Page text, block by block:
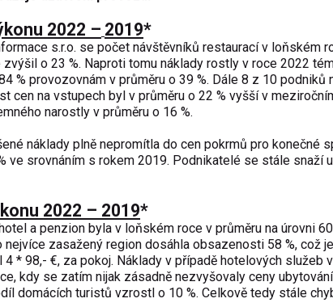
2022 – 2019*
s.r.o. se počet návštěvníků restaurací v loňském
o 23 %. Naproti tomu náklady rostly v roce 2022
% provozovnám v průměru o 39 %. Dále 8 z 10 podniků
cen na vstupech byl v průměru o 22 % vyšší v
narostly v průměru o 16 %.
náklady plně nepromítla do cen pokrmů pro konečné
ve srovnáním s rokem 2019. Podnikatelé se stále snaží
2022 – 2019*
a penzion byla v loňském roce v průměru na úrovni
zasažený region dosáhla obsazenosti 58 %, což
* 98,- €, za pokoj. Náklady v případě hotelových služeb
kdy se zatím nijak zásadně nezvyšovaly ceny
domácích turistů vzrostl o 10 %. Celkově tedy stále